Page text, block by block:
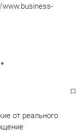
получается
от реального